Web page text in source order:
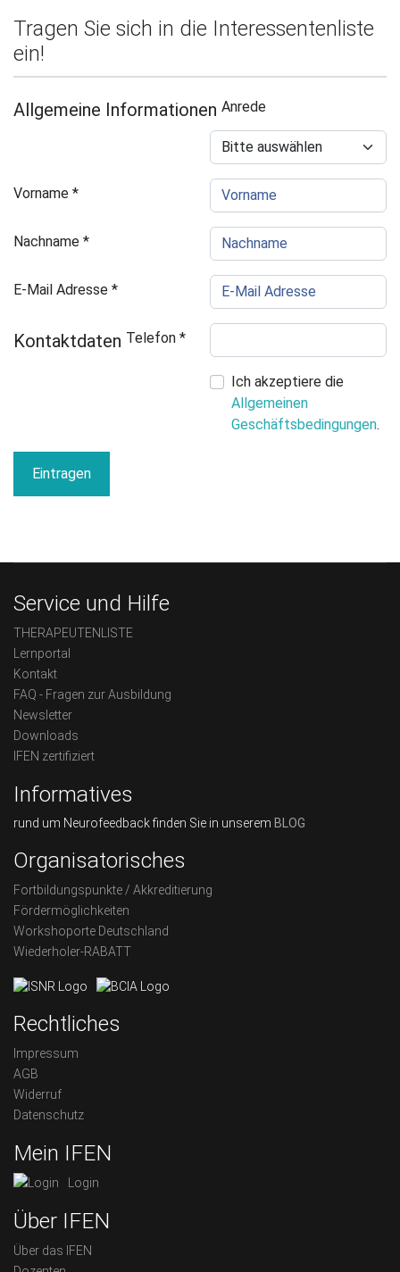
Tragen Sie sich in die Interessentenliste
ein!
Allgemeine Informationen Anrede
Vorname *
Nachname *
E-Mail Adresse *
Kontaktdaten Telefon *
Ich akzeptiere die
Allgemeinen
Geschäftsbedingungen.
Eintragen
Service und Hilfe
THERAPEUTENLISTE
Lernportal
Kontakt
FAQ - Fragen zur Ausbildung
Newsletter
Downloads
IFEN zertifiziert
Informatives
rund um Neurofeedback finden Sie in unserem BLOG
Organisatorisches
Fortbildungspunkte / Akkreditierung
Fördermöglichkeiten
Workshoporte Deutschland
Wiederholer-RABATT
Rechtliches
Impressum
AGB
Widerruf
Datenschutz
Mein IFEN
Login
Über IFEN
Über das IFEN